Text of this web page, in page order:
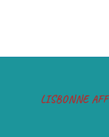
LISBONNE